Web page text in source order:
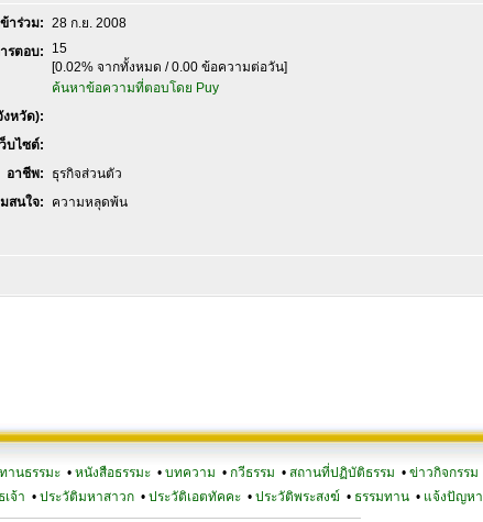
ข้าร่วม: 28 ก.ย. 2008
รตอบ:
15
[0.02% จากทั้งหมด / 0.00 ข้อความต่อวัน]
ค้นหาข้อความที่ตอบโดย Puy
งหวัด):
ว็บไซต์:
อาชีพ:
ธุรกิจส่วนตัว
สนใจ:
ความหลุดพ้น
านธรรมะ • หนังสือธรรมะ • บทความ • กวีธรรม • สถานที่ปฏิบัติธรรม • ข่าวกิจกรรม
จ้า • ประวัติมหาสาวก• ประวัติเอตทัคคะ• ประวัติพระสงฆ์ • ธรรมทาน• แจ้งปัญหา